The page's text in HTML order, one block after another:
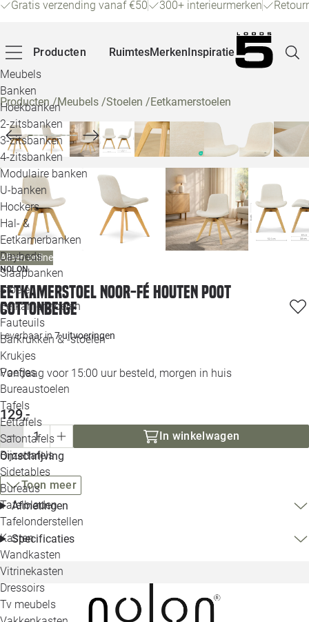
Gratis verzending vanaf €50 300+ interieurmerken
Producten
Meubels
Banken
Hoekbanken
2-zitsbanken
3-zitsbanken
4-zitsbanken
Modulaire banken
U-banken
Hockers
Hal- &
Eetkamerbanken
Daybeds
Slaapbanken
Stoelen
Eetkamerstoelen
Fauteuils
Barkrukken & -stoelen
Krukjes
Poefjes
Bureaustoelen
Tafels
Eettafels
Salontafels
Bijzettafels
Sidetables
Bureaus
Tafelbladen
Tafelonderstellen
Kasten
Wandkasten
Vitrinekasten
Dressoirs
Tv meubels
RuimtesMerkenInspiratie
Alle
Producten/Meubels /Stoelen /Eetkamerstoelen
Alleen online
NOLON
Eetkamerstoel Noor-Fé houten poot
cottonbeige
Leverbaar in7 uitvoeringen
Vandaag voor 15:00 uur besteld, morgen in huis
129,-
In winkelwagen
Omschrijving
Toon meer
Afmetingen
Specificaties